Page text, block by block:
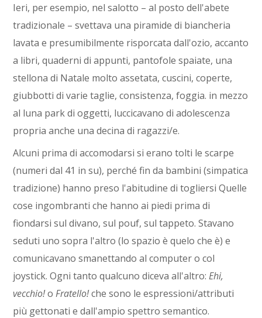
Ieri, per esempio, nel salotto – al posto dell'abete
tradizionale – svettava una piramide di biancheria
lavata e presumibilmente risporcata dall'ozio, accanto
a libri, quaderni di appunti, pantofole spaiate, una
stellona di Natale molto assetata, cuscini, coperte,
giubbotti di varie taglie, consistenza, foggia. in mezzo
al luna park di oggetti, luccicavano di adolescenza
propria anche una decina di ragazzi/e.
Alcuni prima di accomodarsi si erano tolti le scarpe
(numeri dal 41 in su), perché fin da bambini (simpatica
tradizione) hanno preso l'abitudine di togliersi Quelle
cose ingombranti che hanno ai piedi prima di
fiondarsi sul divano, sul pouf, sul tappeto. Stavano
seduti uno sopra l'altro (lo spazio è quelo che è) e
comunicavano smanettando al computer o col
joystick. Ogni tanto qualcuno diceva all'altro:Ehi,
vecchio!oFratello!che sono le espressioni/attributi
più gettonati e dall'ampio spettro semantico.